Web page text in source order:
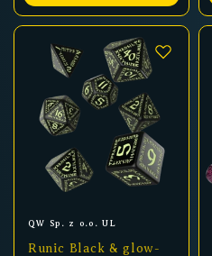
Anbieter:
QW Sp. z o.o. UL
Runic Black & glow-